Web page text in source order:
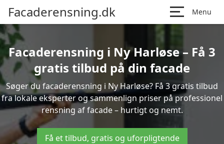
Facaderensning.dk Menu
Facaderensning i Ny Harløse – Få 3
gratis tilbud på din facade
Søger du facaderensning i Ny Harløse? Få 3 gratis tilbud
fra lokale eksperter og sammenlign priser på professionel
rensning af facade – hurtigt og nemt.
Få et tilbud, gratis og uforpligtende